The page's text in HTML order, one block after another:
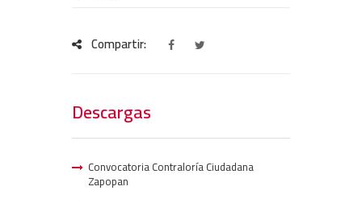
Compartir:
Descargas
Convocatoria Contraloría Ciudadana
Zapopan